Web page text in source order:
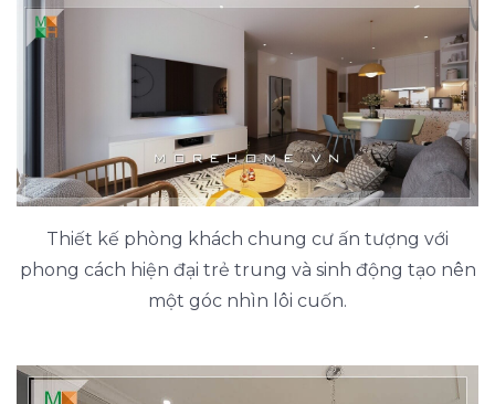
Thiết kế phòng khách chung cư ấn tượng với
phong cách hiện đại trẻ trung và sinh động tạo nên
một góc nhìn lôi cuốn.